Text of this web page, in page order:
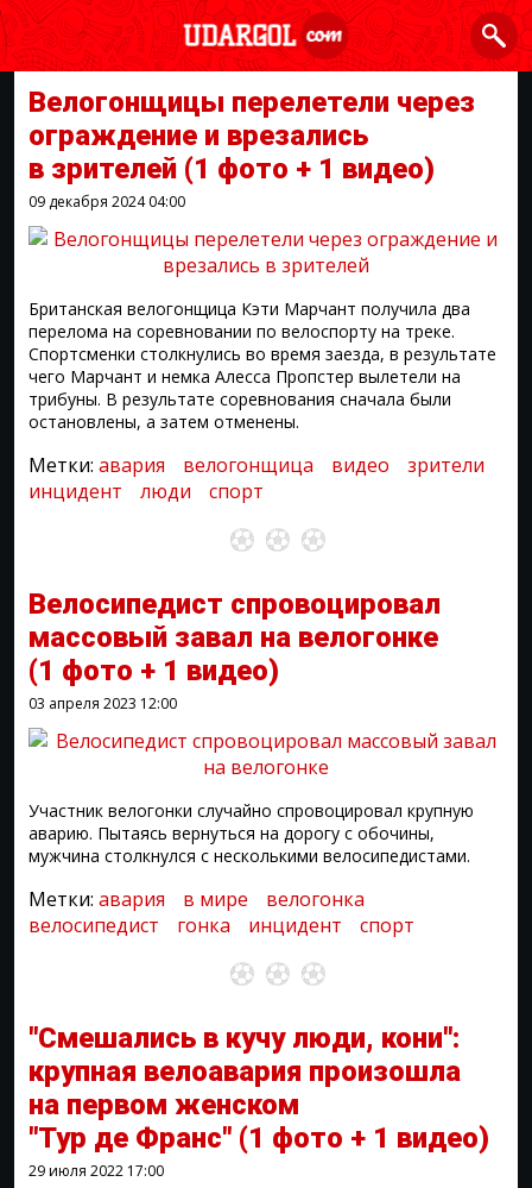
Велогонщицы перелетели через
ограждение и врезались
в зрителей (1 фото + 1 видео)
09 декабря 202404:00
Британская велогонщица Кэти Марчант получила два
перелома на соревновании по велоспорту на треке.
Спортсменки столкнулись во время заезда, в результате
чего Марчант и немка Алесса Пропстер вылетели на
трибуны. В результате соревнования сначала были
остановлены, а затем отменены.
Метки: авария велогонщица видео
зрители
инцидент
люди спорт
Велосипедист спровоцировал
массовый завал на велогонке
(1 фото + 1 видео)
03 апреля 2023 12:00
Участник велогонки случайно спровоцировал крупную
аварию. Пытаясь вернуться на дорогу с обочины,
мужчина столкнулся с несколькими велосипедистами.
Метки: авария в мире
велогонка
велосипедист
гонка инцидент спорт
"Смешались в кучу люди, кони":
крупная велоавария произошла
на первом женском
"Тур де Франс" (1 фото + 1 видео)
29 июля 2022 17:00